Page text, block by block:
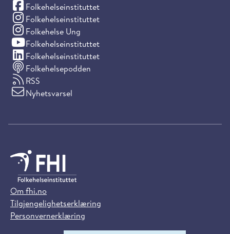
Folkehelseinstituttet
(Facebook)
Folkehelseinstituttet
(Instagram)
Folkehelse Ung
(Instagram)
Folkehelseinstituttet
(YouTube)
Folkehelseinstituttet
(LinkedIn)
Folkehelsepodden
RSS
Nyhetsvarsel
Om fhi.no
Tilgjengelighetserklæring
Personvernerklæring